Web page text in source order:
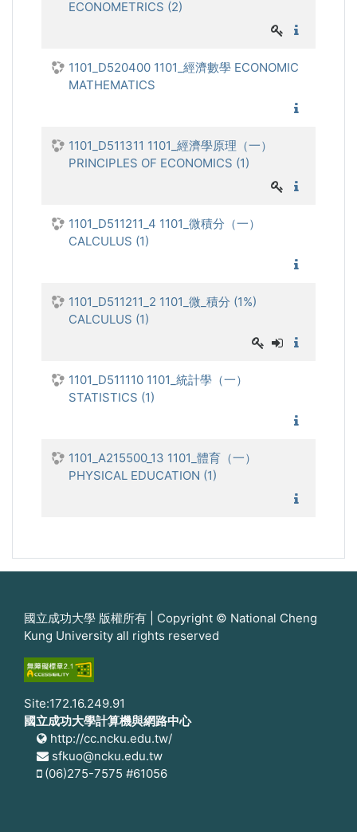
ECONOMETRICS (2)
1101_D520400 1101_經濟數學 ECONOMIC
MATHEMATICS
1101_D511311 1101_經濟學原理（一）
PRINCIPLES OF ECONOMICS (1)
1101_D511211_4 1101_微積分（一）
CALCULUS (1)
1101_D511211_2 1101_微_積分 (1%)
CALCULUS (1)
1101_D511110 1101_統計學（一）
STATISTICS (1)
1101_A215500_13 1101_體育（一）
PHYSICAL EDUCATION (1)
國立成功大學 版權所有 | Copyright © National Cheng
Kung University all rights reserved
Site:172.16.249.91
國立成功大學計算機與網路中心
http://cc.ncku.edu.tw/
sfkuo@ncku.edu.tw
(06)275-7575 #61056